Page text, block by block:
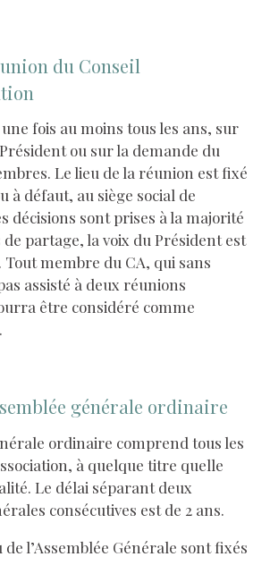
du Conseil
fois au moins tous les ans, sur
ou sur la demande du
Le lieu de la réunion est fixé
à défaut, au siège social de
décisions sont prises à la majorité
de partage, la voix du Président est
membre du CA, qui sans
assisté à deux réunions
être considéré comme
générale ordinaire
ordinaire comprend tous les
à quelque titre quelle
Le délai séparant deux
consécutives est de 2 ans.
de l’Assemblée Générale sont fixés